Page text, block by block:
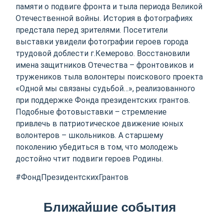
памяти о подвиге фронта и тыла периода Великой
Отечественной войны. История в фотографиях
предстала перед зрителями. Посетители
выставки увидели фотографии героев города
трудовой доблести г.Кемерово. Восстановили
имена защитников Отечества – фронтовиков и
тружеников тыла волонтеры поискового проекта
«Одной мы связаны судьбой…», реализованного
при поддержке Фонда президентских грантов.
Подобные фотовыставки – стремление
привлечь в патриотическое движение юных
волонтеров – школьников. А старшему
поколению убедиться в том, что молодежь
достойно чтит подвиги героев Родины.
#ФондПрезидентскихГрантов
Ближайшие события